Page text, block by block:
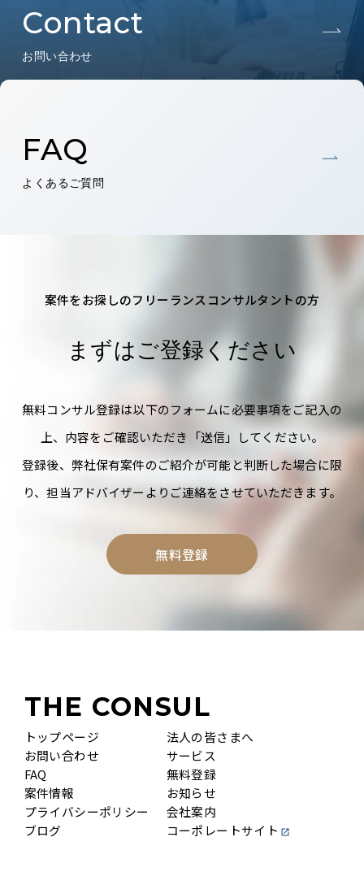
Contact
お問い合わせ
FAQ
よくあるご質問
案件をお探しのフリーランスコンサルタントの方
まずはご登録ください
無料コンサル登録は以下のフォームに必要事項をご記入の
上、内容をご確認いただき「送信」してください。
登録後、弊社保有案件のご紹介が可能と判断した場合に限
り、担当アドバイザーよりご連絡をさせていただきます。
無料登録
THE CONSUL
トップページ
法人の皆さまへ
お問い合わせ
サービス
FAQ
無料登録
案件情報
お知らせ
プライバシーポリシー
会社案内
ブログ
コーポレートサイト